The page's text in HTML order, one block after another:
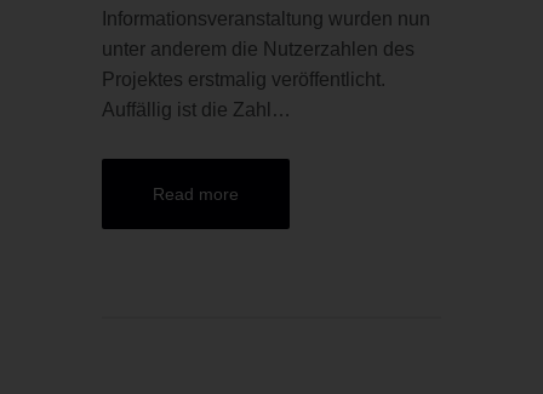
Informationsveranstaltung wurden nun
unter anderem die Nutzerzahlen des
Projektes erstmalig veröffentlicht.
Auffällig ist die Zahl…
Read more